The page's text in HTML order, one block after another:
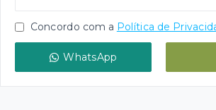
Concordo com a Política de
WhatsApp